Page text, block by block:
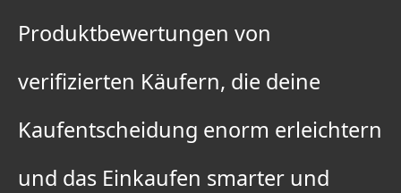
Produktbewertungen von
verifizierten Käufern, die deine
Kaufentscheidung enorm erleichtern
und das Einkaufen smarter und